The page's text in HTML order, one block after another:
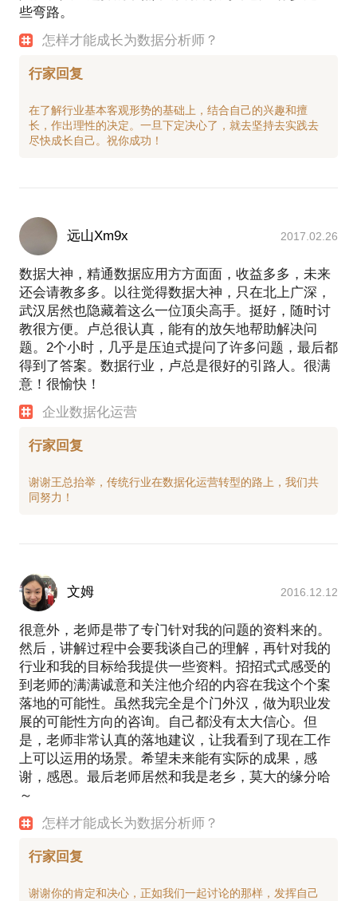
些弯路。
怎样才能成长为数据分析师？
行家回复
在了解行业基本客观形势的基础上，结合自己的兴趣和擅
长，作出理性的决定。一旦下定决心了，就去坚持去实践去
远山Xm9x 2017.02.26
数据大神，精通数据应用方方面面，收益多多，未来
还会请教多多。以往觉得数据大神，只在北上广深，
武汉居然也隐藏着这么一位顶尖高手。挺好，随时讨
教很方便。卢总很认真，能有的放矢地帮助解决问
题。2个小时，几乎是压迫式提问了许多问题，最后都
得到了答案。数据行业，卢总是很好的引路人。很满
意！很愉快！
企业数据化运营
行家回复
谢谢王总抬举，传统行业在数据化运营转型的路上，我们共
文姆 2016.12.12
很意外，老师是带了专门针对我的问题的资料来的。
然后，讲解过程中会要我谈自己的理解，再针对我的
行业和我的目标给我提供一些资料。招招式式感受的
到老师的满满诚意和关注他介绍的内容在我这个个案
落地的可能性。虽然我完全是个门外汉，做为职业发
展的可能性方向的咨询。自己都没有太大信心。但
是，老师非常认真的落地建议，让我看到了现在工作
上可以运用的场景。希望未来能有实际的成果，感
谢，感恩。最后老师居然和我是老乡，莫大的缘分哈
～
怎样才能成长为数据分析师？
行家回复
谢谢你的肯定和决心，正如我们一起讨论的那样，发挥自己